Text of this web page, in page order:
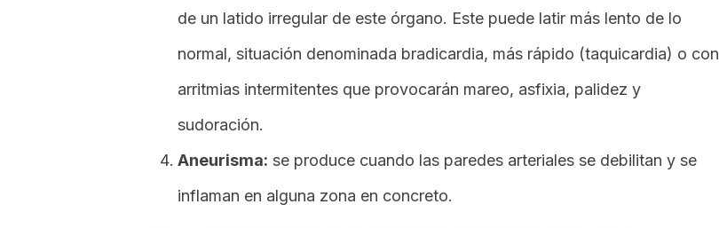
de un latido irregular de este órgano. Este puede latir más lento de lo
normal, situación denominada bradicardia, más rápido (taquicardia) o con
arritmias intermitentes que provocarán mareo, asfixia, palidez y
sudoración.
Aneurisma: se produce cuando las paredes arteriales se debilitan y se
inflaman en alguna zona en concreto.